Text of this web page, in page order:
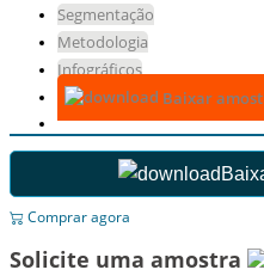
Segmentação
Metodologia
Infográficos
Baixar
Comprar agora
Solicite uma amostra